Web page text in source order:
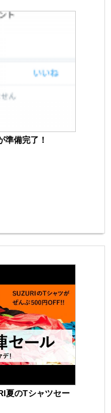
備完了！
夏のTシャツセー